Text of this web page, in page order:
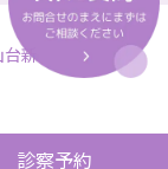
察予約
台新